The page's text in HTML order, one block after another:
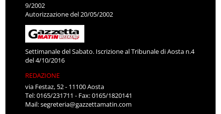
9/2002
Autorizzazione del 20/05/2002
Settimanale del Sabato. Iscrizione al Tribunale di Aosta n.4
del 4/10/2016
REDAZIONE
via Festaz, 52 - 11100 Aosta
Tel: 0165/231711 - Fax: 0165/1820141
Mail:segreteria@gazzettamatin.com